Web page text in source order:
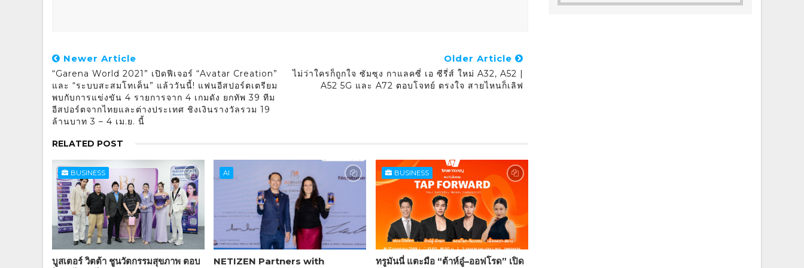
Newer Article
“Garena World 2021” เปิดฟีเจอร์ “Avatar Creation”
และ “ระบบสะสมโทเค็น” แล้ววันนี้! แฟนอีสปอร์ตเตรียม
พบกับการแข่งขัน 4 รายการจาก 4 เกมดัง ยกทัพ 39 ทีม
อีสปอร์ตจากไทยและต่างประเทศ ชิงเงินรางวัลรวม 19
ล้านบาท 3 – 4 เม.ย. นี้
Older Article
ไม่ว่าใครก็ถูกใจ ซัมซุง กาแลคซี่ เอ ซีรี่ส์ ใหม่ A32, A52 |
A52 5G และ A72 ตอบโจทย์ ตรงใจ สายไหนก็เลิฟ
RELATED POST
BUSINESS
บูสเตอร์ วิตต้า ชูนวัตกรรมสุขภาพ ตอบ
AI
NETIZEN Partners with
BUSINESS
ทรูมันนี่ แตะมือ “ต้าห์อู๋–ออฟโรด” เปิด